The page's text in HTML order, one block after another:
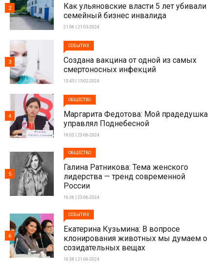
Как ульяновские власти 5 лет убивали
семейный бизнес инвалида
21:06 | 21-03-2024
2
СОБЫТИЯ
Создана вакцина от одной из самых
смертоносных инфекций
13:45 | 15-02-2024
3
ОБЩЕСТВО
Маргарита Федотова: Мой прадедушка
управлял Поднебесной
18:03 | 23-06-2024
4
ОБЩЕСТВО
Галина Ратникова: Тема женского
лидерства — тренд современной
России
16:36 | 23-06-2024
5
СОБЫТИЯ
Екатерина Кузьмина: В вопросе
клонирования животных мы думаем о
созидательных вещах
16:38 | 21-06-2024
6